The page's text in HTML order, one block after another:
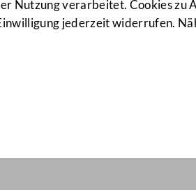
Nutzung verarbeitet. Cookies zu
jederzeit widerrufen.